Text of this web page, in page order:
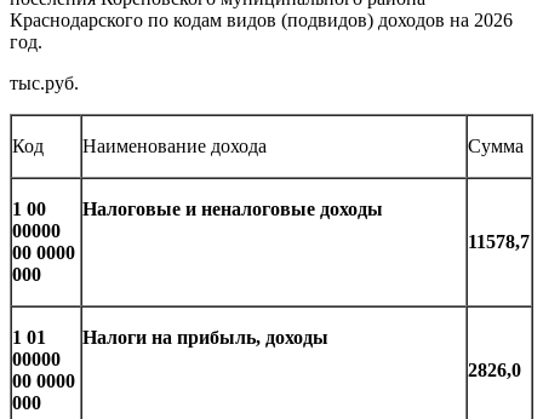
Краснодарского по кодам видов (подвидов) доходов на 2026
год.
тыс.руб.
Код Наименование дохода Сумма
1 00
00000
00 0000
000
Налоговые и неналоговые доходы
11578,7
1 01
00000
00 0000
000
Налоги на прибыль, доходы
2826,0